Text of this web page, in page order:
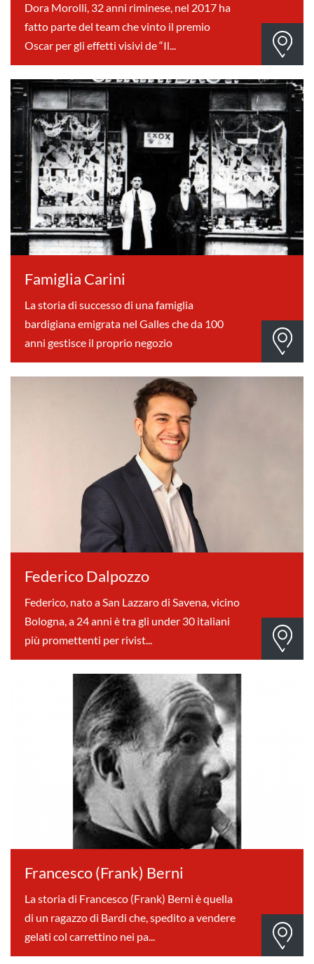
Dora Morolli, 32 anni riminese, nel 2017 ha
fatto parte del team che vinto il premio
Oscar per gli effetti visivi de “Il...
Famiglia Carini
La storia di successo di una famiglia
bardigiana emigrata nel Galles che da 100
anni gestisce il proprio negozio
Federico Dalpozzo
Federico, nato a San Lazzaro di Savena, vicino
Bologna, a 24 anni è tra gli under 30 italiani
più promettenti per rivist...
Francesco (Frank) Berni
La storia di Francesco (Frank) Berni è quella
di un ragazzo di Bardi che, spedito a vendere
gelati col carrettino nei pa...